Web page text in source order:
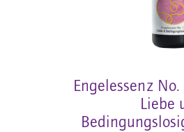
Engelessenz
Liebe